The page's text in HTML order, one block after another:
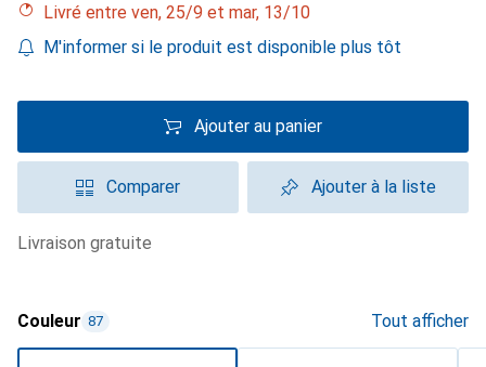
Livré entre ven, 25/9 et mar, 13/10
M'informer si le produit est disponible plus tôt
Ajouter au panier
Comparer Ajouter à la liste
livraison gratuite
Couleur 87 Tout afficher